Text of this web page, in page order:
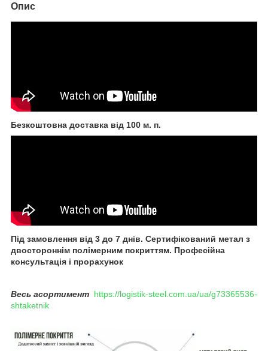
Опис
Безкоштовна доставка від 100 м. п.
Під замовлення від 3 до 7 днів. Сертифікований метал з
двостороннім полімерним покриттям. Професійна
консультація і прорахунок
Весь асортимент https://logistik-steel.com.ua/ua/g73365536-
shtaketnik